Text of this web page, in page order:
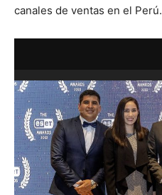
canales de ventas en el Perú.